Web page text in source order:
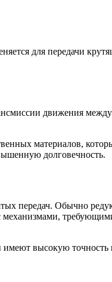
для передачи
движения
материалов,
долговечность.
передач. Обычно
механизмами,
высокую